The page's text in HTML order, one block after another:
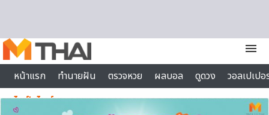
menu
หน้าแรก
ทำนายฝัน ตรวจหวย ผลบอล ดูดวง
วอลเปเป
ไลฟ์สไตล์